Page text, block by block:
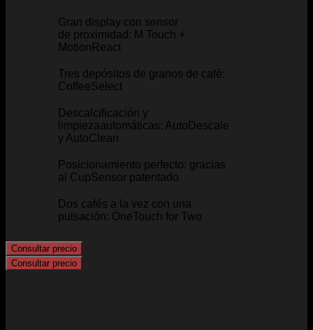
Gran display con sensor
de proximidad: M Touch +
MotionReact
Tres depósitos de granos de café:
CoffeeSelect
Descalcificación y
limpiezaautomáticas: AutoDescale
y AutoClean
Posicionamiento perfecto: gracias
al CupSensor patentado
Dos cafés a la vez con una
pulsación: OneTouch for Two
Consultar precio
Consultar precio